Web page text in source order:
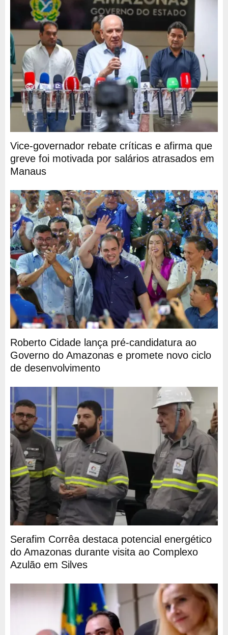
Vice-governador rebate críticas e afirma que
greve foi motivada por salários atrasados em
Manaus
Roberto Cidade lança pré-candidatura ao
Governo do Amazonas e promete novo ciclo
de desenvolvimento
Serafim Corrêa destaca potencial energético
do Amazonas durante visita ao Complexo
Azulão em Silves